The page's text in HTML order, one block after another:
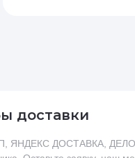
доставки
ЯНДЕКС ДОСТАВКА,